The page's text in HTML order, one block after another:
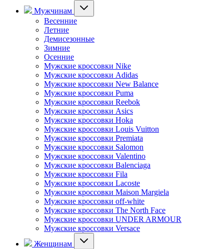
Мужчинам
Весенние
Летние
Демисезонные
Зимние
Осенние
Мужские кроссовки Nike
Мужские кроссовки Adidas
Мужские кроссовки New Balance
Мужские кроссовки Puma
Мужские кроссовки Reebok
Мужские кроссовки Asics
Мужские кроссовки Hoka
Мужские кроссовки Louis Vuitton
Мужские кроссовки Premiata
Мужские кроссовки Salomon
Мужские кроссовки Valentino
Мужские кроссовки Balenciaga
Мужские кроссовки Fila
Мужские кроссовки Lacoste
Мужские кроссовки Maison Margiela
Мужские кроссовки off-white
Мужские кроссовки The North Face
Мужские кроссовки UNDER ARMOUR
Мужские кроссовки Versace
Женщинам